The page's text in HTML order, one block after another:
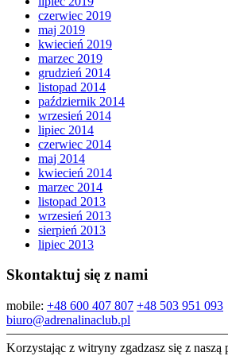
czerwiec 2019
maj 2019
kwiecień 2019
marzec 2019
grudzień 2014
listopad 2014
październik 2014
wrzesień 2014
lipiec 2014
czerwiec 2014
maj 2014
kwiecień 2014
marzec 2014
listopad 2013
wrzesień 2013
sierpień 2013
lipiec 2013
Skontaktuj się z nami
mobile: +48 600 407 807 +48 503 951 093
biuro@adrenalinaclub.pl
Korzystając z witryny zgadzasz się z naszą